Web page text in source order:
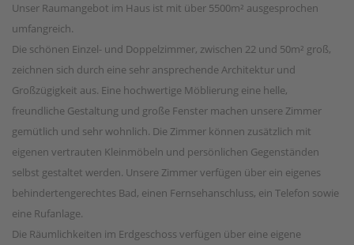
Unser Raumangebot im Haus ist mit über 5500m² ausgesprochen
umfangreich.
Die schönen Einzel- und Doppelzimmer, zwischen 22 und 50m² groß,
zeichnen sich durch eine sehr ansprechende Architektur und
Großzügigkeit aus. Eine hochwertige Möblierung eine helle,
freundliche Gestaltung und große Fenster machen unsere Zimmer
gemütlich und sehr wohnlich. Die Zimmer können zusätzlich mit
eigenen vertrauten Kleinmöbeln und persönlichen Gegenständen
selbst gestaltet werden. Unsere Zimmer verfügen über ein eigenes
behindertengerechtes Bad, einen Fernsehanschluss, ein Telefon sowie
eine Rufanlage.
Die Räumlichkeiten im Erdgeschoss verfügen über eine eigene